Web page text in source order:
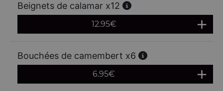
Beignets de calamar x12
12.95€
Bouchées de camembert x6
6.95€